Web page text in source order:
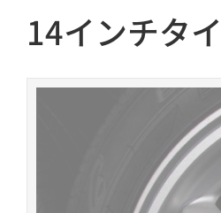
14インチタ